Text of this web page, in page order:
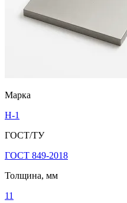
Марка
Н-1
ГОСТ/ТУ
ГОСТ 849-2018
Толщина, мм
11